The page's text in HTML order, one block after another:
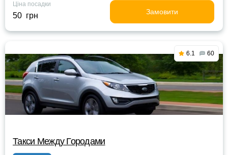
Ціна посадки
50 грн Замовити
6.1 60
Такси Между Городами